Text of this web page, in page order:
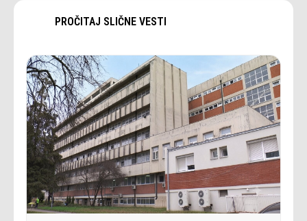
PROČITAJ SLIČNE VESTI